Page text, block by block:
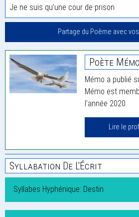
Je ne suis qu’une cour de prison
Partage du Poème avec
Poète Mémo
Mémo a publié
Mémo est
l'année 2020.
Lire le
Syllabation De L'Écrit
Syllabes Hyphénique: Destin